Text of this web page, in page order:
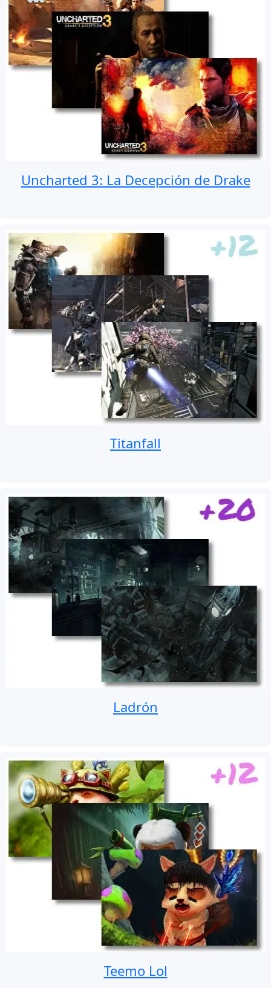
Uncharted 3: La Decepción de Drake
Titanfall
Ladrón
Teemo Lol